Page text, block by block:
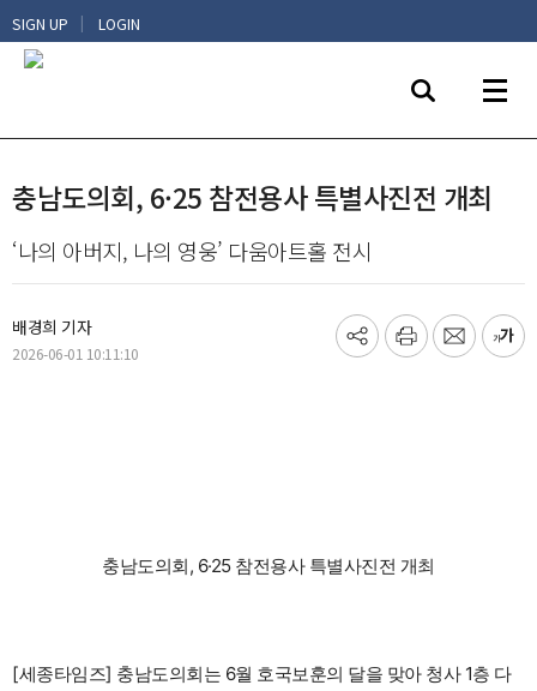
SIGN UP | LOGIN
충남도의회, 6·25 참전용사 특별사진전 개최
‘나의 아버지, 나의 영웅’ 다움아트홀 전시
배경희 기자
2026-06-01 10:11:10
기
프
메
글
충남도의회, 6·25 참전용사 특별사진전 개최
[세종타임즈] 충남도의회는 6월 호국보훈의 달을 맞아 청사 1층 다